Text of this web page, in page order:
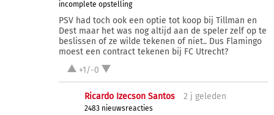
incomplete opstelling
PSV had toch ook een optie tot koop bij Tillman en
Dest maar het was nog altijd aan de speler zelf op te
beslissen of ze wilde tekenen of niet.. Dus Flamingo
moest een contract tekenen bij FC Utrecht?
+1/-0
Ricardo Izecson Santos 2 j geleden
2483 nieuwsreacties